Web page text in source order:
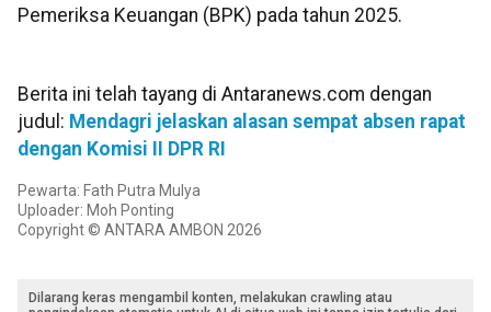
Pemeriksa Keuangan (BPK) pada tahun 2025.
Berita ini telah tayang di Antaranews.com dengan
judul: Mendagri jelaskan alasan sempat absen rapat
dengan Komisi II DPR RI
Pewarta: Fath Putra Mulya
Uploader: Moh Ponting
Copyright © ANTARA AMBON 2026
Dilarang keras mengambil konten, melakukan crawling atau